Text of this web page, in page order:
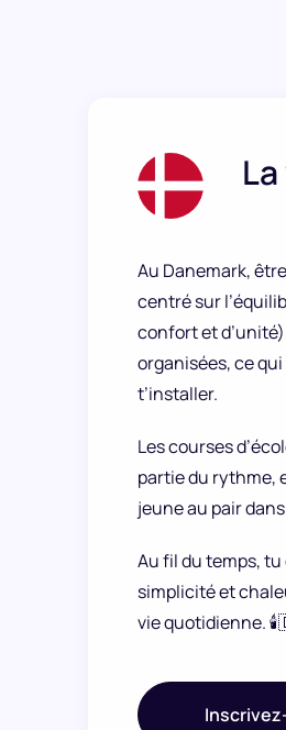
Au Danemark,
centré sur
confort et
organisées, ce qui
t’installer.
Les courses
partie du rythme,
jeune au pair
Au fil du temps,
simplicité et
vie quotidienne.